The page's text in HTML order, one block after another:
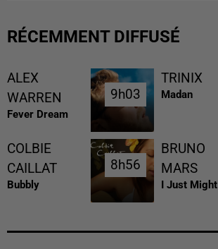
RÉCEMMENT DIFFUSÉ
ALEX
WARREN
Fever Dream
9h03
9h03
TRINIX
Madan
COLBIE
CAILLAT
Bubbly
8h56
8h56
BRUNO
MARS
I Just Might